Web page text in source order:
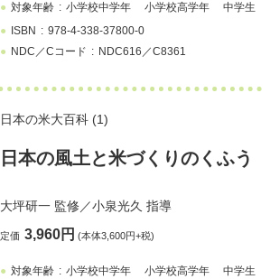
対象年齢 小学校中学年 小学校高学年
中学生
ISBN
978-4-338-37800-0
NDC／Cコード
NDC616／C8361
日本の米大百科 (1)
⽇本の風土と⽶づくりのくふう
大坪研一監修／小泉光久 指導
定価 3,960円 (本体3,600円+税)
対象年齢 小学校中学年 小学校高学年 中学生